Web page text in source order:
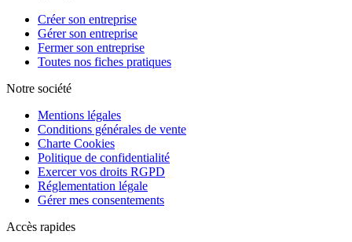
Créer son entreprise
Gérer son entreprise
Fermer son entreprise
Toutes nos fiches pratiques
Notre société
Mentions légales
Conditions générales de vente
Charte Cookies
Politique de confidentialité
Exercer vos droits RGPD
Réglementation légale
Gérer mes consentements
Accès rapides